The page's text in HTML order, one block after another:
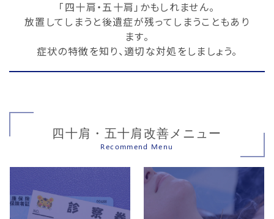
「四十肩・五十肩」かもしれません。
放置してしまうと後遺症が残ってしまうこともあり
ます。
症状の特徴を知り、適切な対処をしましょう。
四十肩・五十肩改善メニュー
Recommend Menu